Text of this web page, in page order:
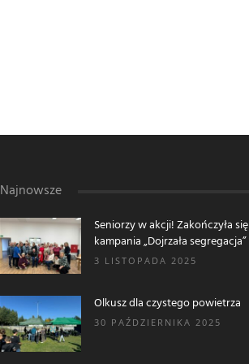
Najnowsze
Seniorzy w akcji! Zakończyła się
kampania „Dojrzała segregacja”
3 LISTOPADA 2025
Olkusz dla czystego powietrza
30 PAŹDZIERNIKA 2025